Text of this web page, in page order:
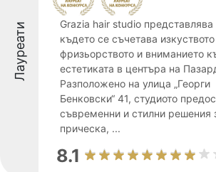
Лауреати
Grazia hair studio
където се съчетава
фризьорството и вниманието
естетиката в центъра на
Разположено на улица „Георги
Бенковски“ 41, студиото
съвременни и стилни решения
прическа, ...
8.1